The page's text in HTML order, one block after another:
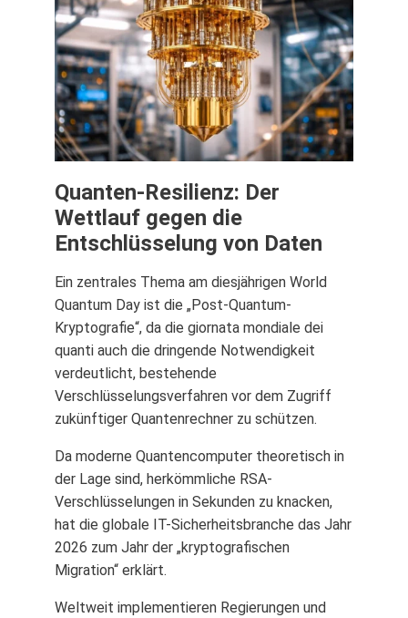
Quanten-Resilienz: Der
Wettlauf gegen die
Entschlüsselung von Daten
Ein zentrales Thema am diesjährigen World
Quantum Day ist die „Post-Quantum-
Kryptografie“, da die giornata mondiale dei
quanti auch die dringende Notwendigkeit
verdeutlicht, bestehende
Verschlüsselungsverfahren vor dem Zugriff
zukünftiger Quantenrechner zu schützen.
Da moderne Quantencomputer theoretisch in
der Lage sind, herkömmliche RSA-
Verschlüsselungen in Sekunden zu knacken,
hat die globale IT-Sicherheitsbranche das Jahr
2026 zum Jahr der „kryptografischen
Migration“ erklärt.
Weltweit implementieren Regierungen und